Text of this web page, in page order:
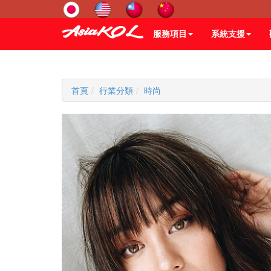
服務項目 系統支援
首頁 行業分類 時尚